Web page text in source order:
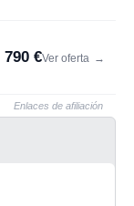
790 €Ver oferta →
Enlaces de afiliación